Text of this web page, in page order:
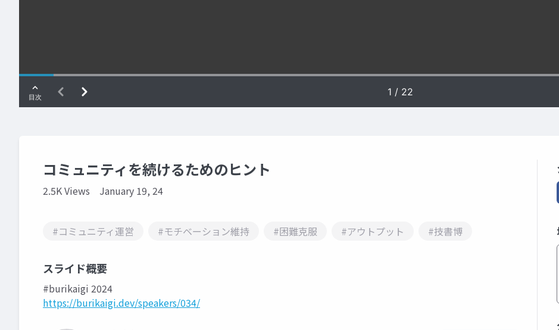
コミュニティを続けるためのヒント
2.5K Views January 19, 24
#コミュニティ運営 #モチベーション維持 #困難克服 #アウトプット #技書博
スライド概要
#burikaigi 2024
https://burikaigi.dev/speakers/034/